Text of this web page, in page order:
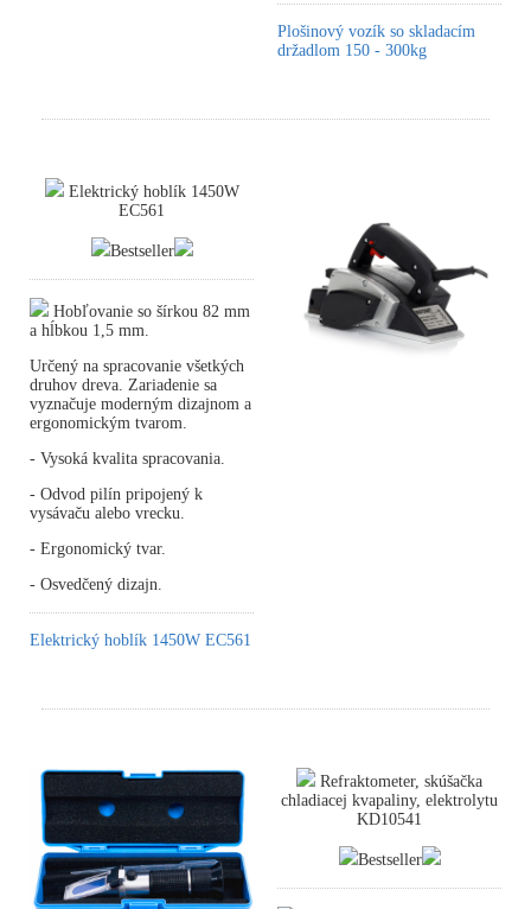
Plošinový vozík so skladacím
držadlom 150 - 300kg
Elektrický hoblík 1450W
EC561
Bestseller
Hobľovanie so šírkou 82 mm
a hĺbkou 1,5 mm.
Určený na spracovanie všetkých
druhov dreva. Zariadenie sa
vyznačuje moderným dizajnom a
ergonomickým tvarom.
- Vysoká kvalita spracovania.
- Odvod pilín pripojený k
vysávaču alebo vrecku.
- Ergonomický tvar.
- Osvedčený dizajn.
Elektrický hoblík 1450W EC561
Refraktometer, skúšačka
chladiacej kvapaliny, elektrolytu
KD10541
Bestseller